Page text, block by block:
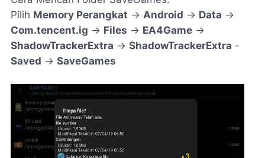
Pilih Memory Perangkat -> Android -> Data ->
Com.tencent.ig -> Files -> EA4Game ->
ShadowTrackerExtra -> ShadowTrackerExtra -
Saved -> SaveGames